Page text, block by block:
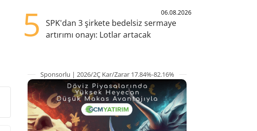
5 06.08.2026
SPK'dan 3 şirkete bedelsiz sermaye
artırımı onayı: Lotlar artacak
Sponsorlu | 2026/2Ç Kar/Zarar 17.84%-82.16%